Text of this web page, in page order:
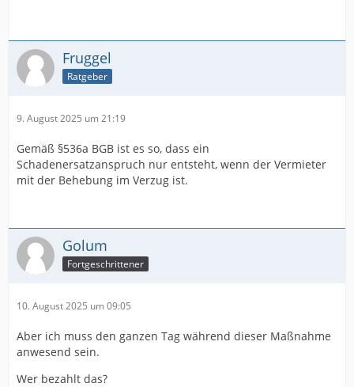
Fruggel
Ratgeber
9. August 2025 um 21:19
Gemäß §536a BGB ist es so, dass ein
Schadenersatzanspruch nur entsteht, wenn der Vermieter
mit der Behebung im Verzug ist.
Golum
Fortgeschrittener
10. August 2025 um 09:05
Aber ich muss den ganzen Tag während dieser Maßnahme
anwesend sein.
Wer bezahlt das?